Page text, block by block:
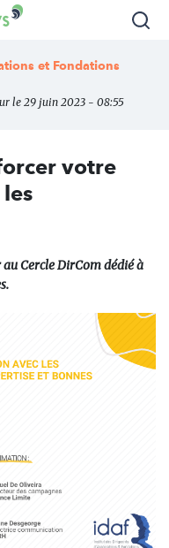
et Fondations
le 29 juin 2023 - 08:55
votre
Cercle DirCom dédié à